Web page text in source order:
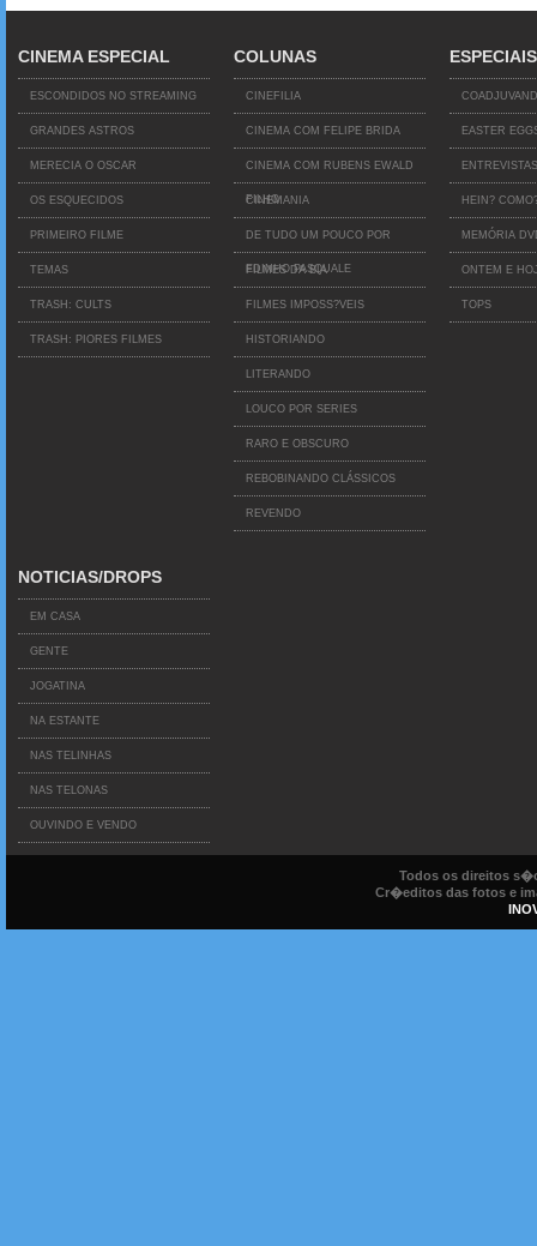
CINEMA ESPECIAL
ESCONDIDOS NO STREAMING
GRANDES ASTROS
MERECIA O OSCAR
OS ESQUECIDOS
PRIMEIRO FILME
TEMAS
TRASH: CULTS
TRASH: PIORES FILMES
COLUNAS
CINEFILIA
CINEMA COM FELIPE BRIDA
CINEMA COM RUBENS EWALD
FILHO
CINEMANIA
DE TUDO UM POUCO POR
EDINHO PASQUALE
FILMES DA BIA
FILMES IMPOSS?VEIS
HISTORIANDO
LITERANDO
LOUCO POR SERIES
RARO E OBSCURO
REBOBINANDO CLÁSSICOS
REVENDO
ESPECIAIS
EASTER
ENTREVISTAS
HEIN?
MEMÓRIA
ONTEM E
TOPS
NOTICIAS/DROPS
EM CASA
GENTE
JOGATINA
NA ESTANTE
NAS TELINHAS
NAS TELONAS
OUVINDO E VENDO
Todos os direitos
Cr�editos das fotos e